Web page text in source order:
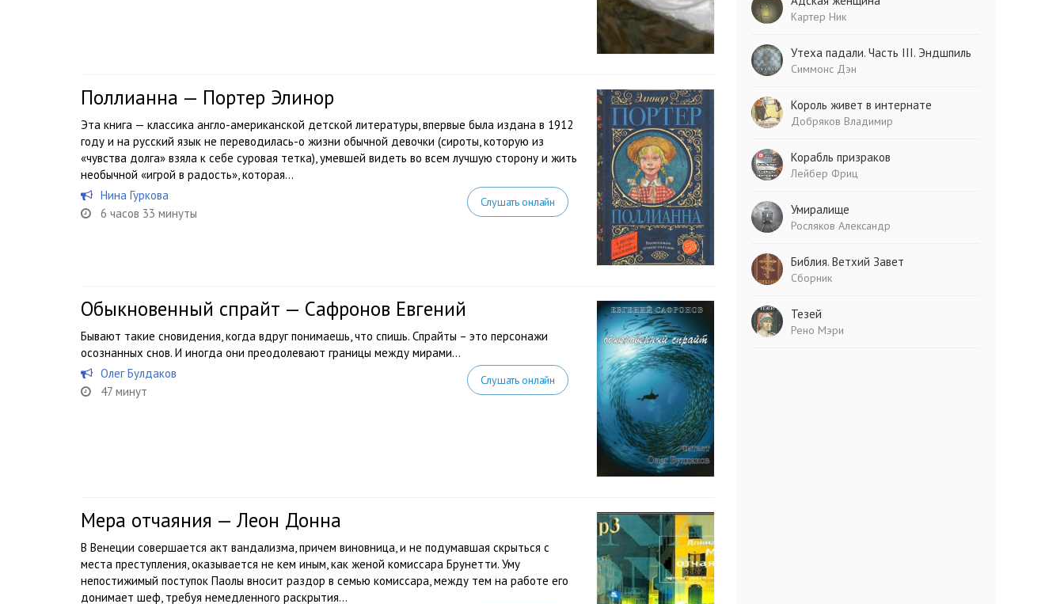
Поллианна — Портер Элинор
Эта книга — классика англо-американской детской литературы, впервые была издана в 1912
году и на русский язык не переводилась-о жизни обычной девочки (сироты, которую из
«чувства долга» взяла к себе суровая тетка), умевшей видеть во всем лучшую сторону и жить
необычной «игрой в радость», которая...
Нина Гуркова
6 часов 33 минуты
Слушать онлайн
Обыкновенный спрайт — Сафронов Евгений
Бывают такие сновидения, когда вдруг понимаешь, что спишь. Спрайты – это персонажи
осознанных снов. И иногда они преодолевают границы между мирами…
Олег Булдаков
47 минут
Слушать онлайн
Мера отчаяния — Леон Донна
В Венеции совершается акт вандализма, причем виновница, и не подумавшая скрыться с
места преступления, оказывается не кем иным, как женой комиссара Брунетти. Уму
непостижимый поступок Паолы вносит раздор в семью комиссара, между тем на работе его
донимает шеф, требуя немедленного раскрытия...
Картер Ник
Утеха падали. Часть III. Эндшпиль
Симмонс Дэн
Король живет в интернате
Добряков Владимир
Корабль призраков
Лейбер Фриц
Умиралище
Росляков Александр
Библия. Ветхий Завет
Сборник
Тезей
Рено Мэри